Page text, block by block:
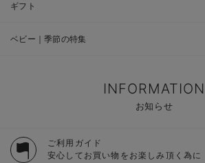
ギフト
ベビー｜季節の特集
INFORMATION
お知らせ
ご利用ガイド
安心してお買い物をお楽しみ頂く為に